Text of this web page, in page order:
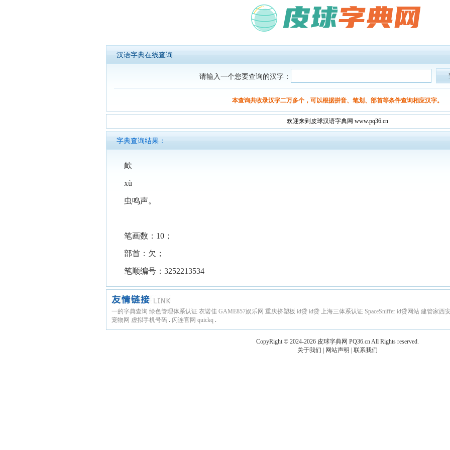
汉语字典在线查询
请输入一个您要查询的汉字：
本查询共收录汉字二万多个，可以根据拼音、笔划、部首等条件查询相应汉字。
欢迎来到皮球汉语字典网 www.pq36.cn
字典查询结果：
欰
xù
虫鸣声。
笔画数：10；
部首：欠；
笔顺编号：3252213534
一的字典查询 绿色管理体系认证 衣诺佳 GAME857娱乐网 重庆挤塑板 id贷 id贷 上海三体系认证 SpaceSniffer id贷网站 建管家西
宠物网 虚拟手机号码 . 闪连官网 quickq .
CopyRight © 2024-2026 皮球字典网 PQ36.cnAll Rights reserved.
关于我们
网站声明 联系我们